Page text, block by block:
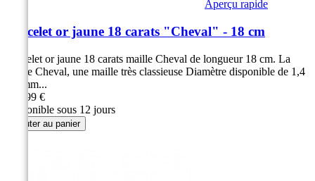
Aperçu rapide
Bracelet or jaune 18 carats "Cheval" - 18 cm
Bracelet or jaune 18 carats maille Cheval de longueur 18 cm. La
maille Cheval, une maille très classieuse Diamètre disponible de 1,4
à 6 mm...
279,99 €
Disponible sous 12 jours
Ajouter au panier